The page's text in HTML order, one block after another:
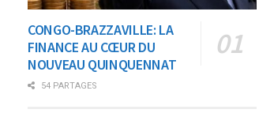
CONGO-BRAZZAVILLE: LA
FINANCE AU CŒUR DU
NOUVEAU QUINQUENNAT
54 PARTAGES